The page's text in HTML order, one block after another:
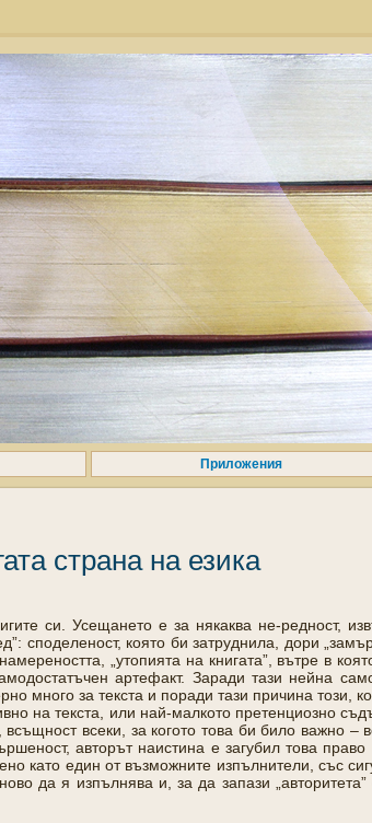
Приложения
страна на езика
си. Усещането е за някаква не-редност,
споделеност, която би затруднила, дори
„утопията на книгата”, вътре в
артефакт. Заради тази нейна
много за текста и поради тази причина този,
на текста, или най-малкото претенциозно
всъщност всеки, за когото това би било важно –
авторът наистина е загубил това
като един от възможните изпълнители, със
да я изпълнява и, за да запази